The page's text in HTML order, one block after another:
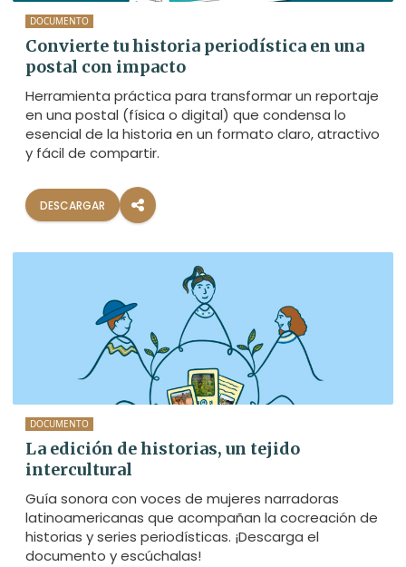
DOCUMENTO
Convierte tu historia periodística en una
postal con impacto
Herramienta práctica para transformar un reportaje
en una postal (física o digital) que condensa lo
esencial de la historia en un formato claro, atractivo
y fácil de compartir.
DESCARGAR
DOCUMENTO
La edición de historias, un tejido
intercultural
Guía sonora con voces de mujeres narradoras
latinoamericanas que acompañan la cocreación de
historias y series periodísticas. ¡Descarga el
documento y escúchalas!